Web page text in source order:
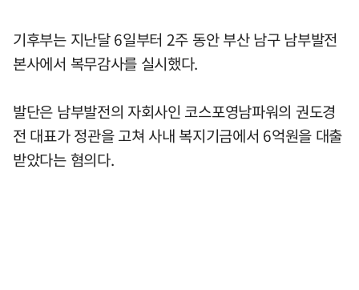
기후부는 지난달 6일부터 2주 동안 부산 남구 남부발전
본사에서 복무감사를 실시했다.
발단은 남부발전의 자회사인 코스포영남파워의 권도경
전 대표가 정관을 고쳐 사내 복지기금에서 6억원을 대출
받았다는 혐의다.